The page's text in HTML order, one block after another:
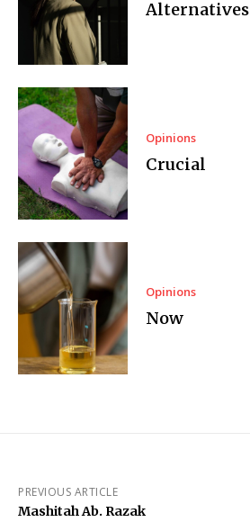
Alternatives
Opinions
Crucial
Opinions
Now
PREVIOUS ARTICLE
Mashitah Ab. Razak